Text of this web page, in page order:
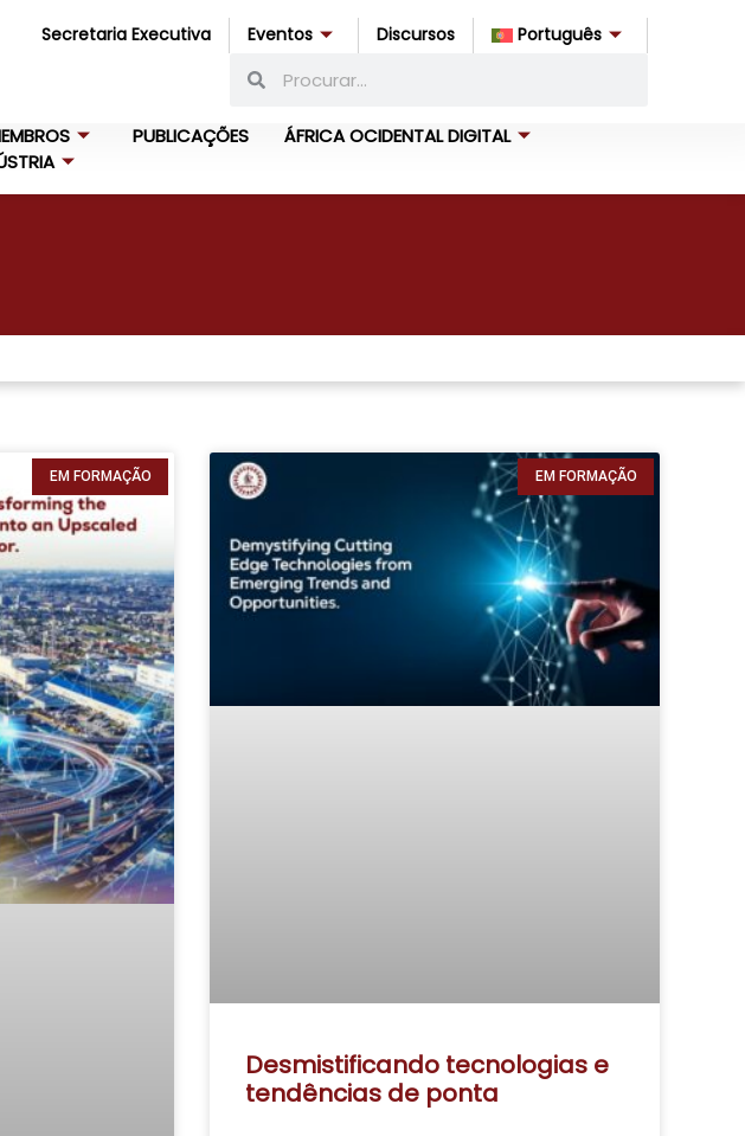
Secretaria Executiva Eventos Discursos Português
PUBLICAÇÕES
ÁFRICA OCIDENTAL DIGITAL
EM FORMAÇÃO EM FORMAÇÃO
Desmistificando tecnologias e
tendências de ponta